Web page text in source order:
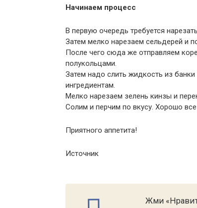
Начинаем процесс
В первую очередь требуется
Затем мелко нарезаем сельдерей и
После чего сюда же отправляем
полукольцами.
Затем надо слить жидкость из
ингредиентам.
Мелко нарезаем зелень кинзы и
Солим и перчим по вкусу. Хорошо
Приятного аппетита!
Источник
Жми